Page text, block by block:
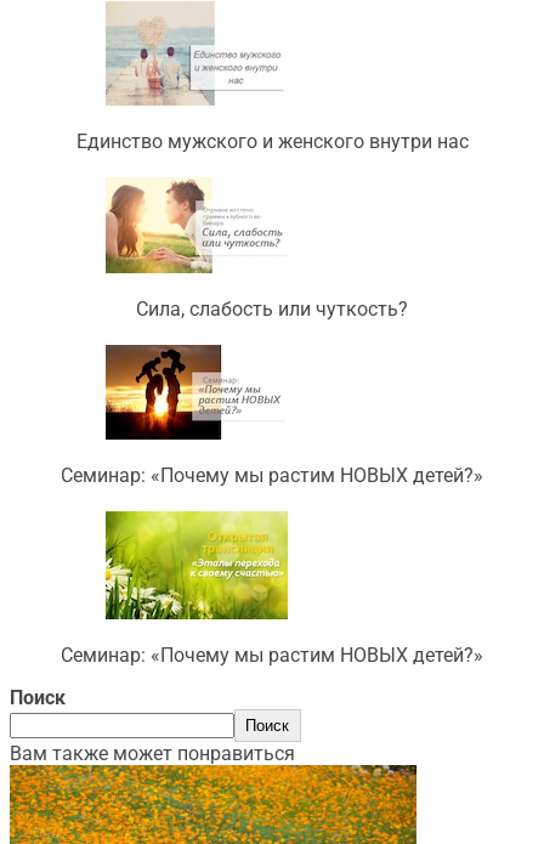
Единство мужского и женского внутри нас
Сила, слабость или чуткость?
Семинар: «Почему мы растим НОВЫХ детей?»
Семинар: «Почему мы растим НОВЫХ детей?»
Поиск
Поиск
Вам также может понравиться